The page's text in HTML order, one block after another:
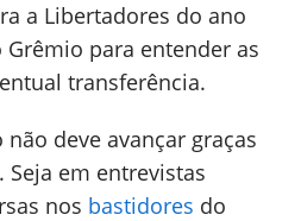
a Libertadores do ano
para entender as
transferência.
deve avançar graças
em entrevistas
nos bastidores do